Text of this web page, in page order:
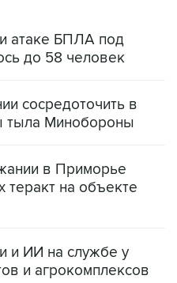
атаке БПЛА под
до 58 человек
сосредоточить в
тыла Минобороны
в Приморье
теракт на объекте
и ИИ на службе у
и агрокомплексов